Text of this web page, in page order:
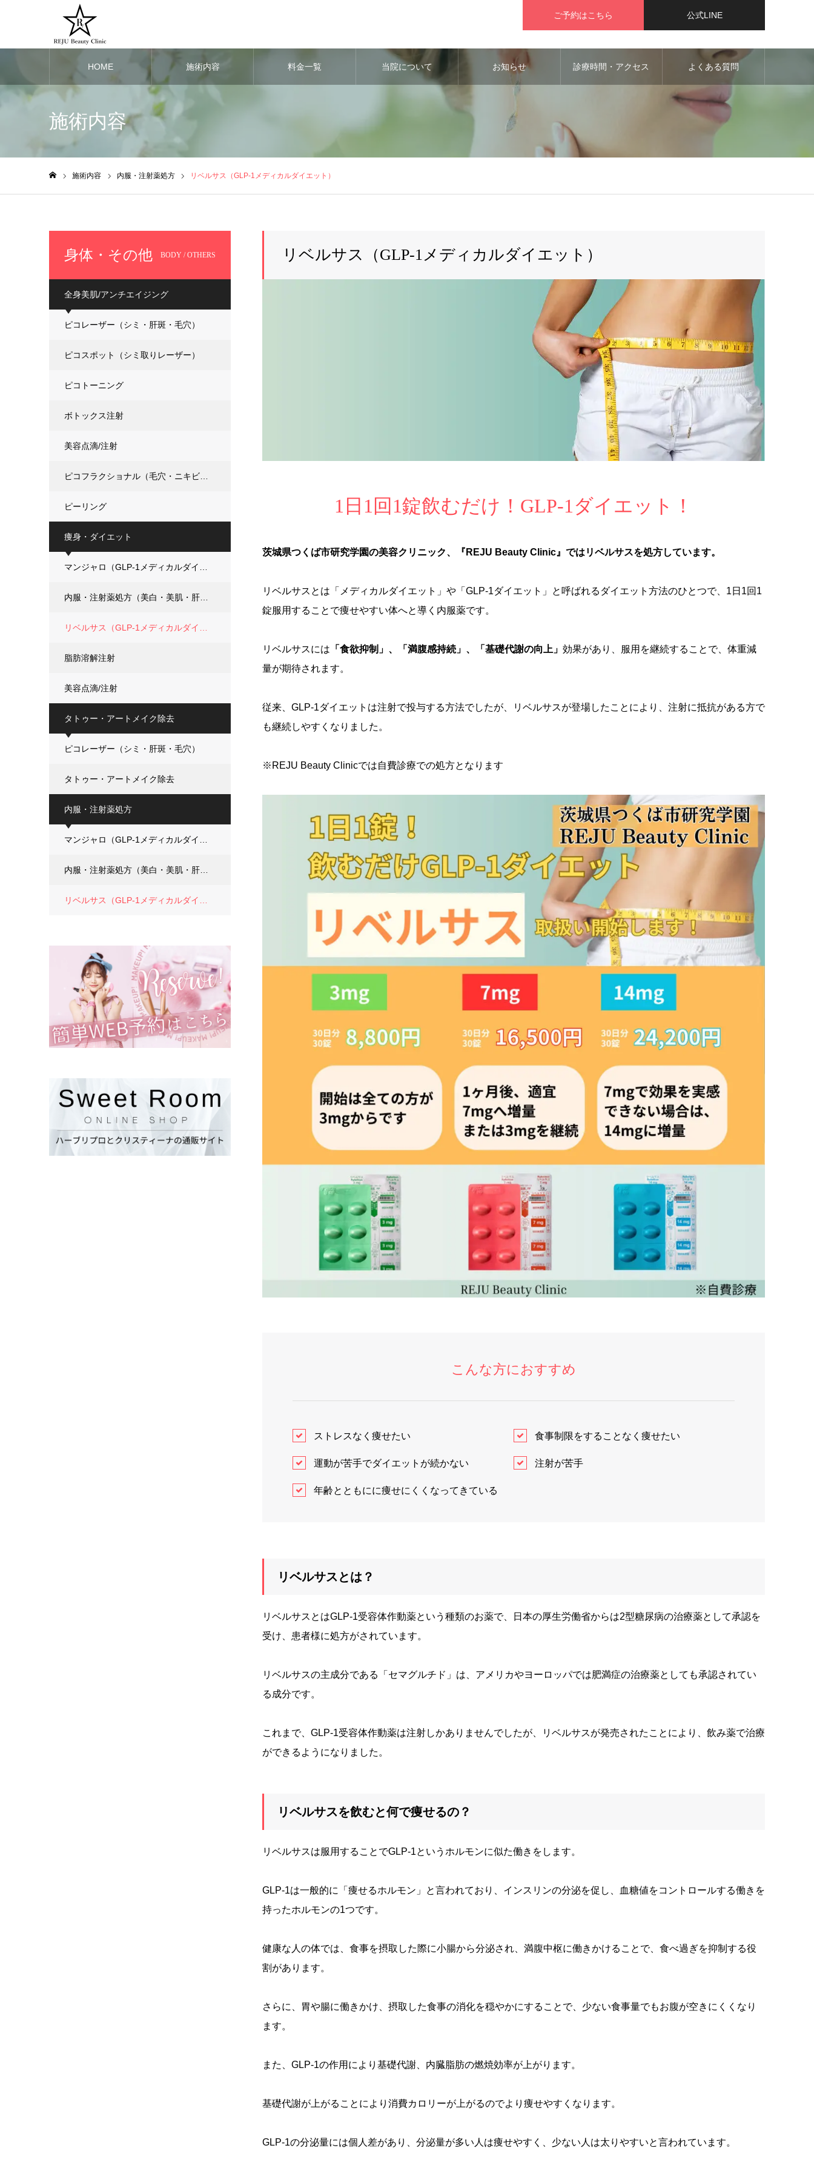
ご予約はこちら 公式LINE
HOME 施術内容 料金一覧 当院について お知らせ 診療時間・アクセス よくある質問
施術内容
施術内容 内服・注射薬処方 リベルサス（GLP-1メディカルダイエット）
リベルサス（GLP-1メディカルダイエット）
1日1回1錠飲むだけ！GLP-1ダイエット！
茨城県つくば市研究学園の美容クリニック、『REJU Beauty Clinic』ではリベルサスを処方しています。
リベルサスとは「メディカルダイエット」や「GLP-1ダイエット」と呼ばれるダイエット方法のひとつで、1日1回1
錠服用することで痩せやすい体へと導く内服薬です。
リベルサスには 「食欲抑制」、「満腹感持続」、「基礎代謝の向上」 効果があり、服用を継続することで、体重減
量が期待されます。
従来、GLP-1ダイエットは注射で投与する方法でしたが、リベルサスが登場したことにより、注射に抵抗がある方で
も継続しやすくなりました。
※REJU Beauty Clinicでは自費診療での処方となります
こんな方におすすめ
ストレスなく痩せたい 食事制限をすることなく痩せたい
運動が苦手でダイエットが続かない 注射が苦手
年齢とともにに痩せにくくなってきている
リベルサスとは？
リベルサスとはGLP-1受容体作動薬という種類のお薬で、日本の厚生労働省からは2型糖尿病の治療薬として承認を
受け、患者様に処方がされています。
リベルサスの主成分である「セマグルチド」は、アメリカやヨーロッパでは肥満症の治療薬としても承認されてい
る成分です。
これまで、GLP-1受容体作動薬は注射しかありませんでしたが、リベルサスが発売されたことにより、飲み薬で治療
ができるようになりました。
リベルサスを飲むと何で痩せるの？
リベルサスは服用することでGLP-1というホルモンに似た働きをします。
GLP-1は一般的に「痩せるホルモン」と言われており、インスリンの分泌を促し、血糖値をコントロールする働きを
持ったホルモンの1つです。
健康な人の体では、食事を摂取した際に小腸から分泌され、満腹中枢に働きかけることで、食べ過ぎを抑制する役
割があります。
さらに、胃や腸に働きかけ、摂取した食事の消化を穏やかにすることで、少ない食事量でもお腹が空きにくくなり
ます。
また、GLP-1の作用により基礎代謝、内臓脂肪の燃焼効率が上がります。
基礎代謝が上がることにより消費カロリーが上がるのでより痩せやすくなります。
GLP-1の分泌量には個人差があり、分泌量が多い人は痩せやすく、少ない人は太りやすいと言われています。
身体・その他 BODY / OTHERS
全身美肌/アンチエイジング
ピコレーザー（シミ・肝斑・毛穴）
ピコスポット（シミ取りレーザー）
ピコトーニング
ボトックス注射
美容点滴/注射
ピーリング
痩身・ダイエット
脂肪溶解注射
美容点滴/注射
タトゥー・アートメイク除去
ピコレーザー（シミ・肝斑・毛穴）
タトゥー・アートメイク除去
内服・注射薬処方